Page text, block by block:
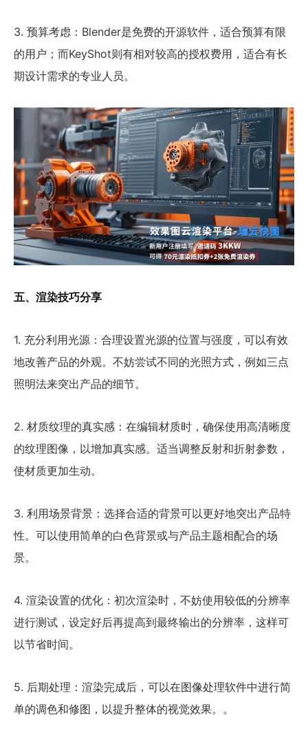
3. 预算考虑：Blender是免费的开源软件，适合预算有限
的用户；而KeyShot则有相对较高的授权费用，适合有长
期设计需求的专业人员。
五、渲染技巧分享
1. 充分利用光源：合理设置光源的位置与强度，可以有效
地改善产品的外观。不妨尝试不同的光照方式，例如三点
照明法来突出产品的细节。
2. 材质纹理的真实感：在编辑材质时，确保使用高清晰度
的纹理图像，以增加真实感。适当调整反射和折射参数，
使材质更加生动。
3. 利用场景背景：选择合适的背景可以更好地突出产品特
性。可以使用简单的白色背景或与产品主题相配合的场
景。
4. 渲染设置的优化：初次渲染时，不妨使用较低的分辨率
进行测试，设定好后再提高到最终输出的分辨率，这样可
以节省时间。
5. 后期处理：渲染完成后，可以在图像处理软件中进行简
单的调色和修图，以提升整体的视觉效果。。